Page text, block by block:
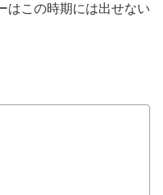
はこの時期には出せない